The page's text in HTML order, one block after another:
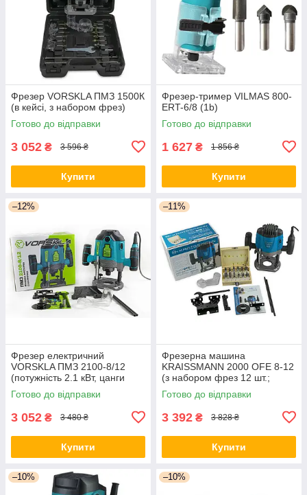
Фрезер VORSKLA ПМЗ 1500К
(в кейсі, з набором фрез)
Готово до відправки
3 052 ₴ 3 596 ₴
Купити
Фрезер-тример VILMAS 800-
ERT-6/8 (1b)
Готово до відправки
1 627 ₴ 1 856 ₴
Купити
–12%
Фрезер електричний
VORSKLA ПМЗ 2100-8/12
(потужність 2.1 кВт, цанги
8/12 мм) Україна
Готово до відправки
3 052 ₴ 3 480 ₴
Купити
–11%
Фрезерна машина
KRAISSMANN 2000 OFE 8-12
(з набором фрез 12 шт.;
цанги 8 і 12 мм) Німеччина
Готово до відправки
3 392 ₴ 3 828 ₴
Купити
–10% –10%